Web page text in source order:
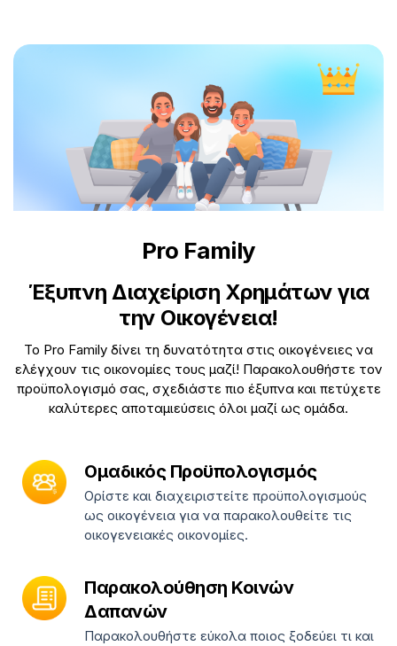
Pro Family
Έξυπνη Διαχείριση Χρημάτων για
την Οικογένεια!
Το Pro Family δίνει τη δυνατότητα στις οικογένειες να
ελέγχουν τις οικονομίες τους μαζί! Παρακολουθήστε τον
προϋπολογισμό σας, σχεδιάστε πιο έξυπνα και πετύχετε
καλύτερες αποταμιεύσεις όλοι μαζί ως ομάδα.
Ομαδικός Προϋπολογισμός
Ορίστε και διαχειριστείτε προϋπολογισμούς
ως οικογένεια για να παρακολουθείτε τις
οικογενειακές οικονομίες.
Παρακολούθηση Κοινών
Δαπανών
Παρακολουθήστε εύκολα ποιος ξοδεύει τι και